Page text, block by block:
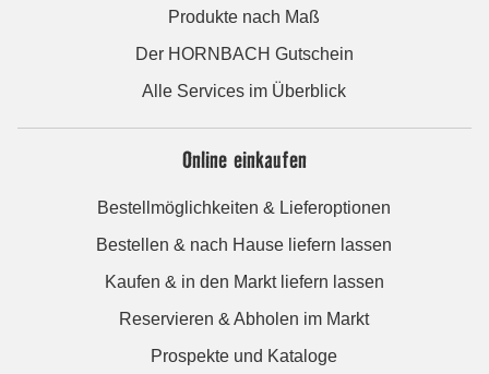
Produkte nach Maß
Der HORNBACH Gutschein
Alle Services im Überblick
Online einkaufen
Bestellmöglichkeiten & Lieferoptionen
Bestellen & nach Hause liefern lassen
Kaufen & in den Markt liefern lassen
Reservieren & Abholen im Markt
Prospekte und Kataloge